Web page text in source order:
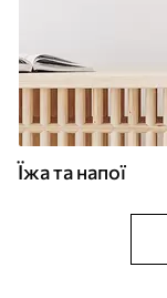
Їжа та напої